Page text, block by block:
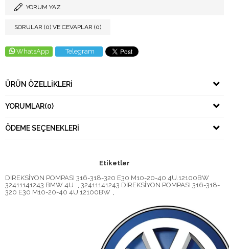
YORUM YAZ
SORULAR (0) VE CEVAPLAR (0)
WhatsApp Telegram
ÜRÜN ÖZELLIKLERI
YORUMLAR(0)
ÖDEME SEÇENEKLERI
Etiketler
DİREKSİYON POMPASI 316-318-320 E30 M10-20-40 4U.12100BW
32411141243 BMW 4U
, 32411141243 DİREKSİYON POMPASI 316-318-
320 E30 M10-20-40 4U.12100BW ,